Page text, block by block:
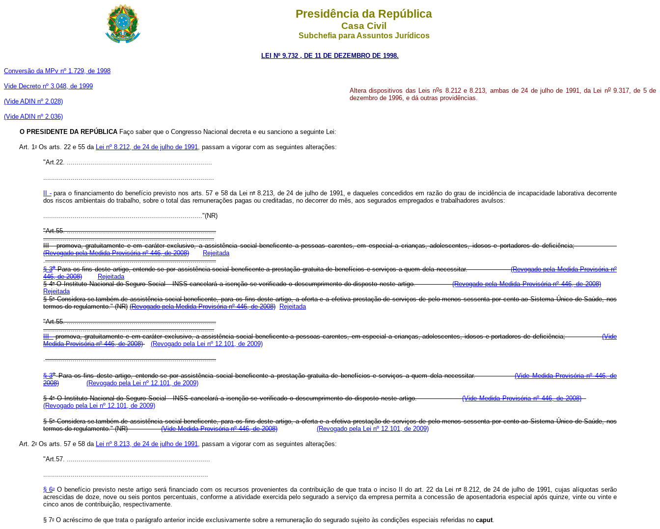
Presidência da República
Casa Civil
Subchefia para Assuntos Jurídicos
LEI Nº 9.732 , DE 11 DE DEZEMBRO DE 1998.
Conversão da MPv nº 1.729, de 1998
Vide Decreto nº 3.048, de 1999
(Vide ADIN nº 2.028)
(Vide ADIN nº 2.036)
Altera dispositivos das Leis nos 8.212 e 8.213, ambas de 24 de julho de 1991, da Lei no9.317, de 5 de
dezembro de 1996, e dá outras providências.
O PRESIDENTE DA REPÚBLICA Faço saber que o Congresso Nacional decreta e eu sanciono a seguinte Lei:
Art. 1o Os arts. 22 e 55 da Lei nº 8.212, de 24 de julho de 1991, passam a vigorar com as seguintes alterações:
"Art.22. ..........................................................................
.......................................................................................
II -para o financiamento do benefício previsto nos arts. 57 e 58 da Lei no8.213, de 24 de julho de 1991, e daqueles concedidos em razão do grau de incidência de incapacidade laborativa decorrente
dos riscos ambientais do trabalho, sobre o total das remunerações pagas ou creditadas, no decorrer do mês, aos segurados empregados e trabalhadores avulsos:
................................................................................."(NR)
"Art.55. ............................................................................
.......................................................................................
III - promova, gratuitamente e em caráter exclusivo, a assistência social beneficente a pessoas carentes, em especial a crianças, adolescentes, idosos e portadores de deficiência;
(Revogado pela Medida Provisória nº 446, de 2008)
Rejeitada
.......................................................................................
§ 3oPara os fins deste artigo, entende-se por assistência social beneficente a prestação gratuita de benefícios e serviços a quem dela necessitar.(Revogado pela Medida Provisória nº
446, de 2008)
Rejeitada
§ 4oO Instituto Nacional do Seguro Social - INSS cancelará a isenção se verificado o descumprimento do disposto neste artigo.(Revogado pela Medida Provisória nº 446, de 2008)
Rejeitada
§ 5oConsidera-se também de assistência social beneficente, para os fins deste artigo, a oferta e a efetiva prestação de serviços de pelo menos sessenta por cento ao Sistema Único de Saúde, nos
termos do regulamento." (NR) (Revogado pela Medida Provisória nº 446, de 2008) Rejeitada
"Art.55. ............................................................................
.......................................................................................
III -promova, gratuitamente e em caráter exclusivo, a assistência social beneficente a pessoas carentes, em especial a crianças, adolescentes, idosos e portadores de deficiência;
(Vide
Medida Provisória nº 446, de 2008)
(Revogado pela Lei nº 12.101, de 2009)
.......................................................................................
§ 3oPara os fins deste artigo, entende-se por assistência social beneficente a prestação gratuita de benefícios e serviços a quem dela necessitar.(Vide Medida Provisória nº 446, de
2008)
(Revogado pela Lei nº 12.101, de 2009)
§ 4oO Instituto Nacional do Seguro Social - INSS cancelará a isenção se verificado o descumprimento do disposto neste artigo.(Vide Medida Provisória nº 446, de 2008)
(Revogado pela Lei nº 12.101, de 2009)
§ 5oConsidera-se também de assistência social beneficente, para os fins deste artigo, a oferta e a efetiva prestação de serviços de pelo menos sessenta por cento ao Sistema Único de Saúde, nos
termos do regulamento." (NR)(Vide Medida Provisória nº 446, de 2008) (Revogado pela Lei nº 12.101, de 2009)
Art. 2o Os arts. 57 e 58 da Lei nº 8.213, de 24 de julho de 1991 , passam a vigorar com as seguintes alterações:
"Art.57. .........................................................................
§ 6o O benefício previsto neste artigo será financiado com os recursos provenientes da contribuição de que trata o inciso II do art. 22 da Lei no 8.212, de 24 de julho de 1991, cujas alíquotas serão
acrescidas de doze, nove ou seis pontos percentuais, conforme a atividade exercida pelo segurado a serviço da empresa permita a concessão de aposentadoria especial após quinze, vinte ou vinte e
cinco anos de contribuição, respectivamente.
§ 7o O acréscimo de que trata o parágrafo anterior incide exclusivamente sobre a remuneração do segurado sujeito às condições especiais referidas no caput.